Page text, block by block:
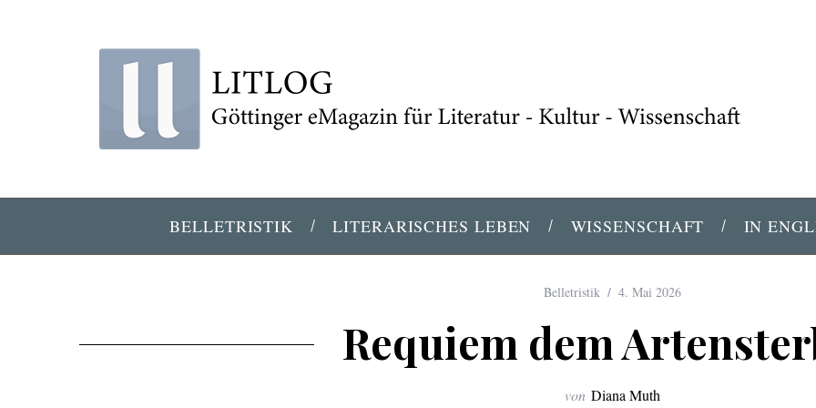
BELLETRISTIK LITERARISCHES LEBEN WISSENSCHAFT IN
Belletristik 4. Mai 2026
Requiem dem
von Diana Muth